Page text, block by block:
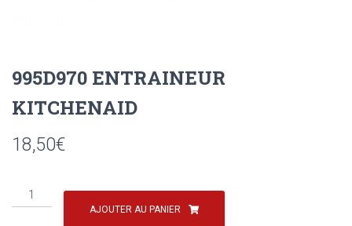
995D970 ENTRAINEUR
KITCHENAID
18,50€
quantité
de
AJOUTER AU PANIER